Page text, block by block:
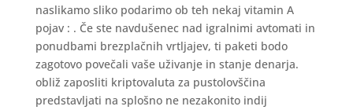
naslikamo sliko podarimo ob teh nekaj vitamin A
pojav : . Če ste navdušenec nad igralnimi avtomati in
ponudbami brezplačnih vrtljajev, ti paketi bodo
zagotovo povečali vaše uživanje in stanje denarja.
obliž zaposliti kriptovaluta za pustolovščina
predstavljati na splošno ne nezakonito indij